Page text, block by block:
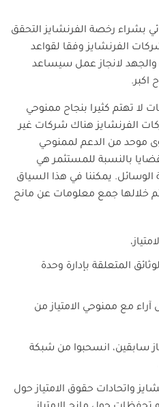
بشراء رخصة الفرنشايز التحقق
الفرنشايز وفقا لقواعد
والجهد لانجاز عمل سيساعد
اكبر.
لا تهتم كثيرا بنجاح ممنوحي
الفرنشايز هناك شركات غير
موحد من الدعم لممنوحي
بالنسبة للمستثمر هي
الوسائل. يمكننا في هذا السياق
يتم خلالها جمع معلومات عن مانح
المتعلقة بإدارة وحدة
مع ممنوحي الامتياز من
سابقين، انسحبوا من شبكة
واتحادات حقوق الامتياز حول